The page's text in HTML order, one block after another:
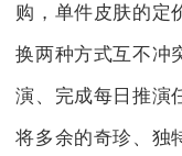
购，单件皮肤的定
换两种方式互不冲
演、完成每日推演
将多余的奇珍、独